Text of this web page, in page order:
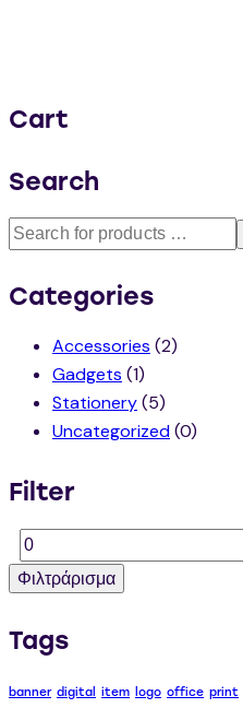
Cart
Search
Categories
Accessories (2)
Gadgets (1)
Stationery(5)
Uncategorized(0)
Filter
Φιλτράρισμα
Tags
banner digital item logo office print